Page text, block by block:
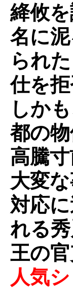
絳攸
名に
られ
仕を拒
しか
都の
高騰寸
大変
対応
れる
王の
人気